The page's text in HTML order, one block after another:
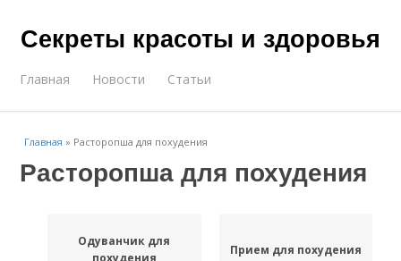
Секреты красоты и здоровья
Главная Новости Статьи
Главная » Расторопша для похудения
Расторопша для похудения
Одуванчик для
похудения
Прием для похудения